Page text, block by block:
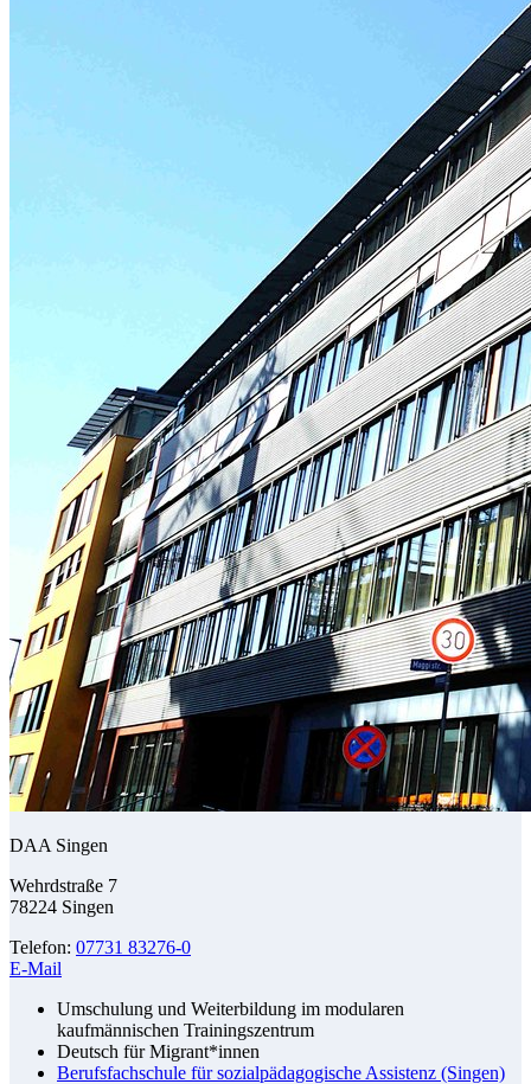
DAA Singen
Wehrdstraße 7
78224 Singen
Telefon: 07731 83276-0
E-Mail
Umschulung und Weiterbildung im modularen
kaufmännischen Trainingszentrum
Deutsch für Migrant*innen
Berufsfachschule für sozialpädagogische Assistenz (Singen)